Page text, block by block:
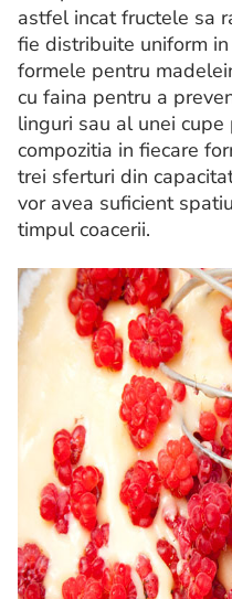
astfel incat fructele sa
fie distribuite uniform
formele pentru
cu faina pentru a
linguri sau al unei
compozitia in fiecare
trei sferturi din
vor avea suficient
timpul coacerii.